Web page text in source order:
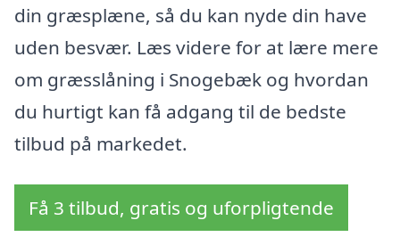
din græsplæne, så du kan nyde din have
uden besvær. Læs videre for at lære mere
om græsslåning i Snogebæk og hvordan
du hurtigt kan få adgang til de bedste
tilbud på markedet.
Få 3 tilbud, gratis og uforpligtende